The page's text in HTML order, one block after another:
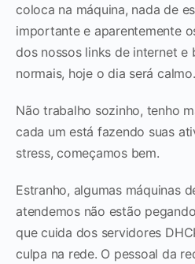
coloca na máquina, nada de
importante e aparentemente
dos nossos links de internet e
normais, hoje o dia será calmo.
Não trabalho sozinho, tenho
cada um está fazendo suas
stress, começamos bem.
Estranho, algumas máquinas
atendemos não estão
que cuida dos servidores
culpa na rede. O pessoal da